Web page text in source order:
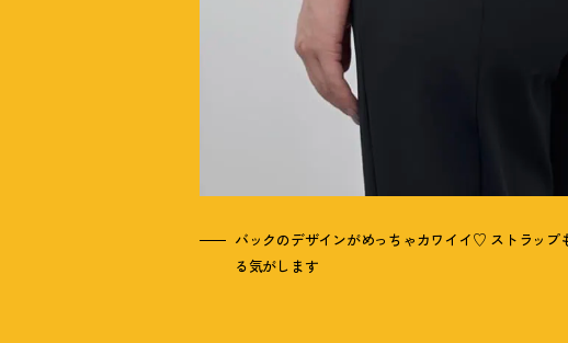
バックのデザインがめっちゃカワイイ♡ ストラッ
る気がします